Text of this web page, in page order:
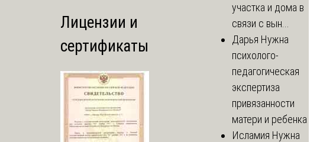
Лицензии и
сертификаты
участка и дома в
связи с вын...
Дарья Нужна
психолого-
педагогическая
экспертиза
привязанности
матери и ребенка
Исламия Нужна